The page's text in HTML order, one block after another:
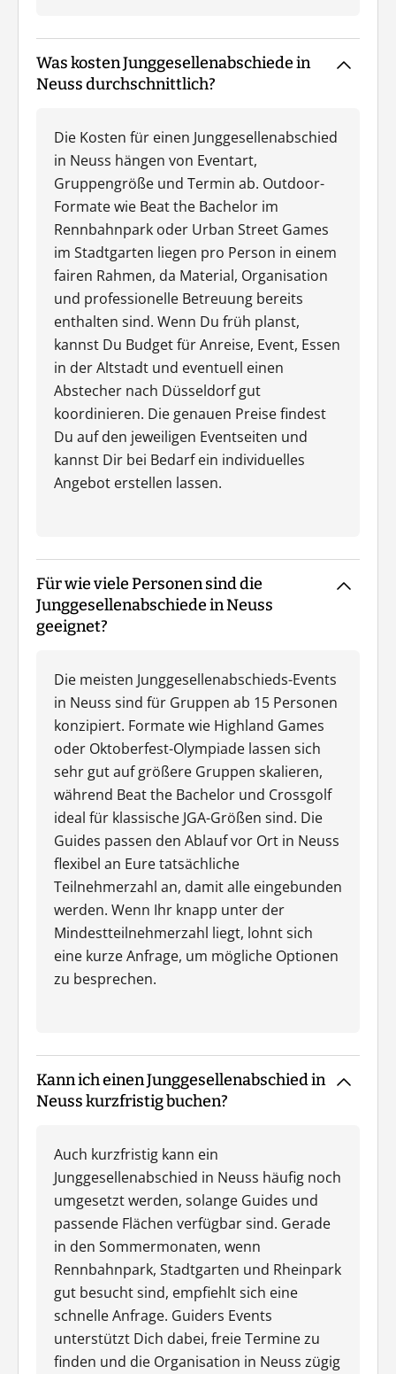
Was kosten Junggesellenabschiede in
Neuss durchschnittlich?
Die Kosten für einen Junggesellenabschied
in Neuss hängen von Eventart,
Gruppengröße und Termin ab. Outdoor-
Formate wie Beat the Bachelor im
Rennbahnpark oder Urban Street Games
im Stadtgarten liegen pro Person in einem
fairen Rahmen, da Material, Organisation
und professionelle Betreuung bereits
enthalten sind. Wenn Du früh planst,
kannst Du Budget für Anreise, Event, Essen
in der Altstadt und eventuell einen
Abstecher nach Düsseldorf gut
koordinieren. Die genauen Preise findest
Du auf den jeweiligen Eventseiten und
kannst Dir bei Bedarf ein individuelles
Angebot erstellen lassen.
Für wie viele Personen sind die
Junggesellenabschiede in Neuss
geeignet?
Die meisten Junggesellenabschieds-Events
in Neuss sind für Gruppen ab 15 Personen
konzipiert. Formate wie Highland Games
oder Oktoberfest-Olympiade lassen sich
sehr gut auf größere Gruppen skalieren,
während Beat the Bachelor und Crossgolf
ideal für klassische JGA-Größen sind. Die
Guides passen den Ablauf vor Ort in Neuss
flexibel an Eure tatsächliche
Teilnehmerzahl an, damit alle eingebunden
werden. Wenn Ihr knapp unter der
Mindestteilnehmerzahl liegt, lohnt sich
eine kurze Anfrage, um mögliche Optionen
zu besprechen.
Kann ich einen Junggesellenabschied in
Neuss kurzfristig buchen?
Auch kurzfristig kann ein
Junggesellenabschied in Neuss häufig noch
umgesetzt werden, solange Guides und
passende Flächen verfügbar sind. Gerade
in den Sommermonaten, wenn
Rennbahnpark, Stadtgarten und Rheinpark
gut besucht sind, empfiehlt sich eine
schnelle Anfrage. Guiders Events
unterstützt Dich dabei, freie Termine zu
finden und die Organisation in Neuss zügig